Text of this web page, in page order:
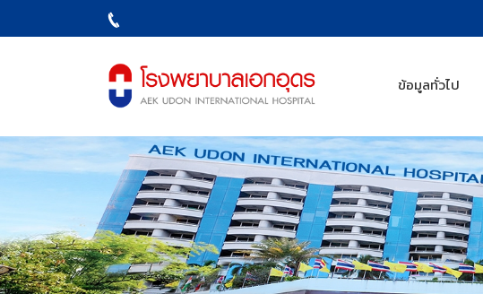
ข้อมูลทั่วไป